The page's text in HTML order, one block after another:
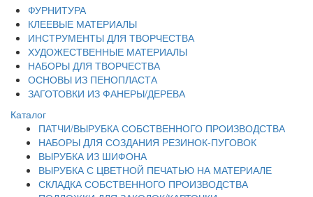
ФУРНИТУРА
КЛЕЕВЫЕ МАТЕРИАЛЫ
ИНСТРУМЕНТЫ ДЛЯ ТВОРЧЕСТВА
ХУДОЖЕСТВЕННЫЕ МАТЕРИАЛЫ
НАБОРЫ ДЛЯ ТВОРЧЕСТВА
ОСНОВЫ ИЗ ПЕНОПЛАСТА
ЗАГОТОВКИ ИЗ ФАНЕРЫ/ДЕРЕВА
Каталог
ПАТЧИ/ВЫРУБКА СОБСТВЕННОГО ПРОИЗВОДСТВА
НАБОРЫ ДЛЯ СОЗДАНИЯ РЕЗИНОК-ПУГОВОК
ВЫРУБКА ИЗ ШИФОНА
ВЫРУБКА С ЦВЕТНОЙ ПЕЧАТЬЮ НА МАТЕРИАЛЕ
СКЛАДКА СОБСТВЕННОГО ПРОИЗВОДСТВА